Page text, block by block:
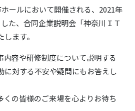
ールにおいて開催される、2021年
た、合同企業説明会「神奈川ＩＴ
ます。
内容や研修制度について説明する
に対する不安や疑問にもお答えし
くの皆様のご来場を心よりお待ち